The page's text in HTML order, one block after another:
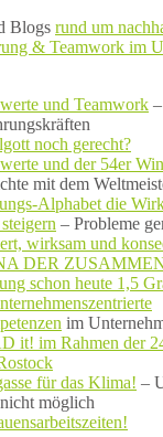
Blogs rund um
& Teamwork im
und Teamwork
noch gerecht?
und der 54er
mit dem
Alphabet die
– Probleme
wirksam und
DER
schon heute 1,5
im
it! im Rahmen der
für das Klima! –
möglich